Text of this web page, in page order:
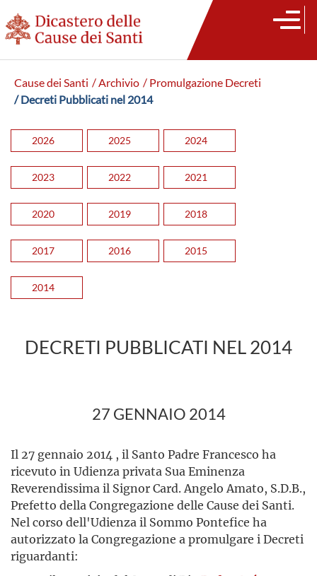
Cause dei Santi / Archivio / Promulgazione Decreti
/ Decreti Pubblicati nel 2014
2026 2025 2024
2023 2022 2021
2020 2019 2018
2017 2016 2015
2014
DECRETI PUBBLICATI NEL 2014
27 GENNAIO 2014
Il 27 gennaio 2014 , il Santo Padre Francesco ha
ricevuto in Udienza privata Sua Eminenza
Reverendissima il Signor Card. Angelo Amato, S.D.B.,
Prefetto della Congregazione delle Cause dei Santi.
Nel corso dell'Udienza il Sommo Pontefice ha
autorizzato la Congregazione a promulgare i Decreti
riguardanti: